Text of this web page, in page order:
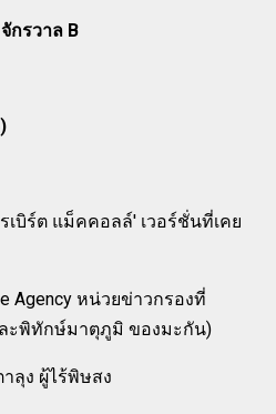
จักรวาล B
เบิร์ต แม็คคอลล์' เวอร์ชั่นที่เคย
Agency หน่วยข่าวกรองที่
ะพิทักษ์มาตุภูมิ ของมะกัน)
ลุง ผู้ไร้พิษสง